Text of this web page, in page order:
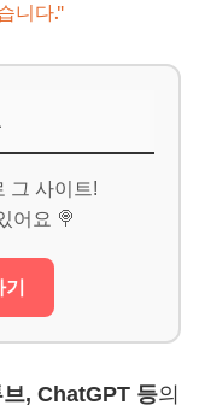
니다."
그 사이트!
어요 🍭
, ChatGPT 등의